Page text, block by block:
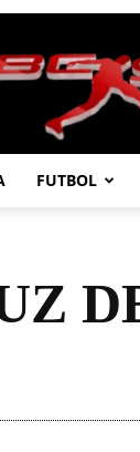
ABC
SPOR
FUTBOL